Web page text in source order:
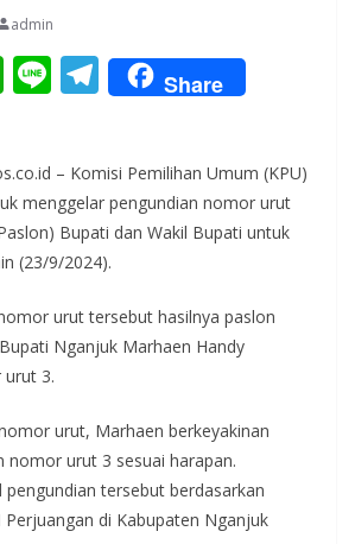
admin
W
s
A
p
p
Li T
el
gr
a
m
Share
– Komisi Pemilihan Umum (KPU)
menggelar pengundian nomor urut
Bupati dan Wakil Bupati untuk
(23/9/2024).
urut tersebut hasilnya paslon
Nganjuk Marhaen Handy
3.
urut, Marhaen berkeyakinan
nomor urut 3 sesuai harapan.
pengundian tersebut berdasarkan
Perjuangan di Kabupaten Nganjuk